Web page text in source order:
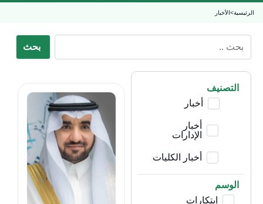
الرئيسية>الأخبار
بحث
التصنيف
أخبار
أخبار
الإدارات
أخبار الكليات
الوسم
ابتكارات